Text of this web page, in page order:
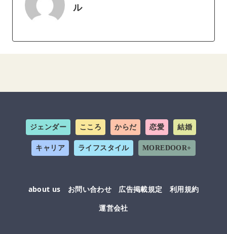
ル
ジェンダー こころ からだ 恋愛 結婚
キャリア ライフスタイル MOREDOOR+
about us お問い合わせ 広告掲載規定
利用規約
運営会社